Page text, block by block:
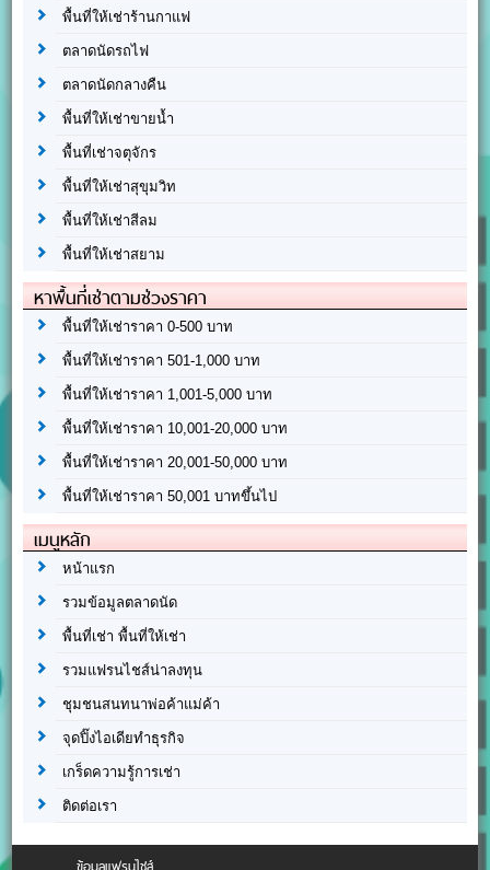
พื้นที่ให้เช่าร้านกาแฟ
ตลาดนัดรถไฟ
ตลาดนัดกลางคืน
พื้นที่ให้เช่าขายน้ำ
พื้นที่เช่าจตุจักร
พื้นที่ให้เช่าสุขุมวิท
พื้นที่ให้เช่าสีลม
พื้นที่ให้เช่าสยาม
หาพื้นที่เช่าตามช่วงราคา
พื้นที่ให้เช่าราคา 0-500 บาท
พื้นที่ให้เช่าราคา 501-1,000 บาท
พื้นที่ให้เช่าราคา 1,001-5,000 บาท
พื้นที่ให้เช่าราคา 10,001-20,000 บาท
พื้นที่ให้เช่าราคา 20,001-50,000 บาท
พื้นที่ให้เช่าราคา 50,001 บาทขึ้นไป
เมนูหลัก
หน้าแรก
รวมข้อมูลตลาดนัด
พื้นที่เช่า พื้นที่ให้เช่า
รวมแฟรนไชส์น่าลงทุน
ชุมชนสนทนาพ่อค้าแม่ค้า
จุดปิ๊งไอเดียทำธุรกิจ
เกร็ดความรู้การเช่า
ติดต่อเรา